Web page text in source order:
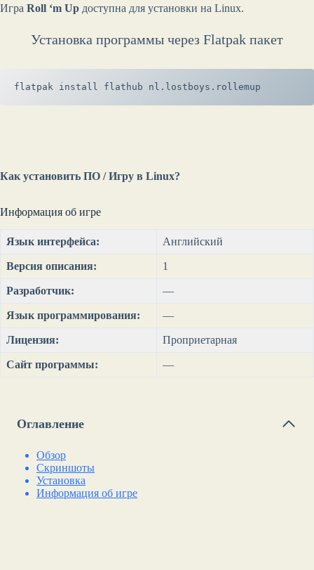
Игра Roll ‘m Up доступна для установки на Linux.
Установка программы через Flatpak пакет
flatpak install flathub nl.lostboys.rollemup
Как установить ПО / Игру в Linux?
Информация об игре
Язык интерфейса: Английский
Версия описания: 1
Разработчик: —
Язык программирования: —
Лицензия: Проприетарная
Сайт программы: —
Оглавление
Обзор
Скриншоты
Установка
Информация об игре